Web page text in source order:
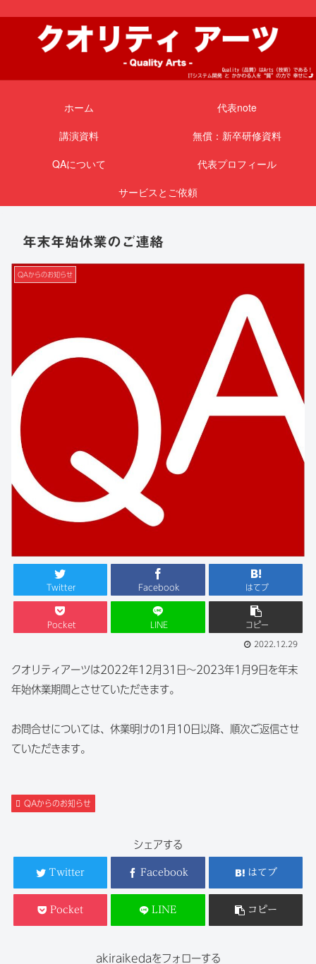
ホーム
代表note
講演資料
無償：新卒研修資料
QAについて
代表プロフィール
サービスとご依頼
年末年始休業のご連絡
QAからのお知らせ
Twitter Facebook はてブ
Pocket LINE コピー
2022.12.29
クオリティアーツは2022年12月31日～2023年1月9日を年末
年始休業期間とさせていただきます。
お問合せについては、休業明けの1月10日以降、順次ご返信させ
ていただきます。
QAからのお知らせ
シェアする
Twitter Facebook はてブ
Pocket LINE コピー
akiraikedaをフォローする